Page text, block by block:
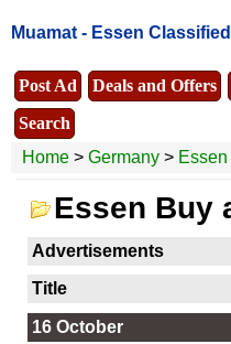
Muamat - Essen
Post Ad Deals and Offers
Search
Home > Germany > Essen
Essen Buy
Advertisements
Title
16 October